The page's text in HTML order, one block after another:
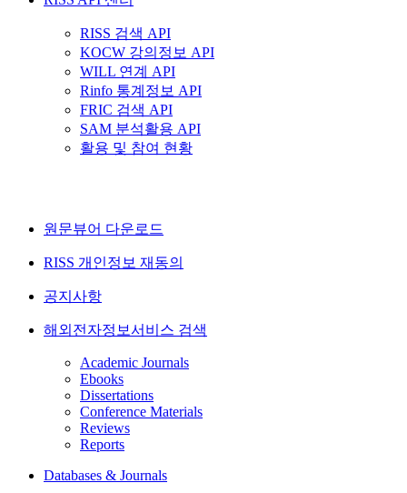
RISS 검색 API
KOCW 강의정보 API
WILL 연계 API
Rinfo 통계정보 API
FRIC 검색 API
SAM 분석활용 API
활용 및 참여 현황
원문뷰어 다운로드
RISS 개인정보 재동의
공지사항
해외전자정보서비스 검색
Academic Journals
Ebooks
Dissertations
Conference Materials
Reviews
Reports
Databases & Journals